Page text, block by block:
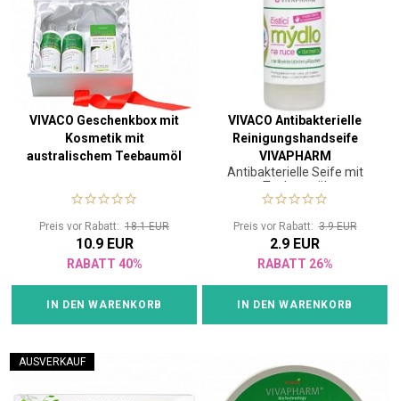
VIVACO Geschenkbox mit
Kosmetik mit
australischem Teebaumöl
Preis vor Rabatt: 18.1 EUR
10.9 EUR
RABATT 40%
IN DEN WARENKORB
VIVACO Antibakterielle
Reinigungshandseife
VIVAPHARM
Antibakterielle Seife mit
Teebaumöl
Preis vor Rabatt:3.9 EUR
2.9 EUR
RABATT 26%
IN DEN WARENKORB
AUSVERKAUF